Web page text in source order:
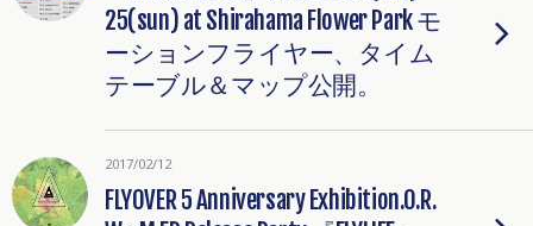
25(sun) at Shirahama Flower Park モ
ーションフライヤー、タイム
テーブル＆マップ公開。
2017/02/12
FLYOVER 5 Anniversary Exhibition.O.R.